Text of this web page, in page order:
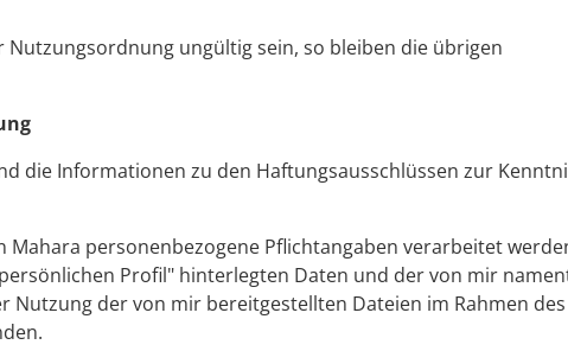
ungültig sein, so bleiben die übrigen
die Informationen zu den Haftungsausschlüssen zur
Mahara personenbezogene Pflichtangaben verarbeitet
Profil" hinterlegten Daten und der von mir
Nutzung der von mir bereitgestellten Dateien im Rahmen des